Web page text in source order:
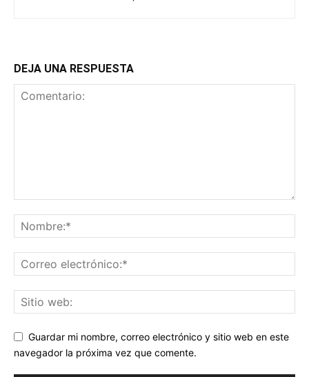
DEJA UNA RESPUESTA
Guardar mi nombre, correo electrónico y sitio web en este
navegador la próxima vez que comente.